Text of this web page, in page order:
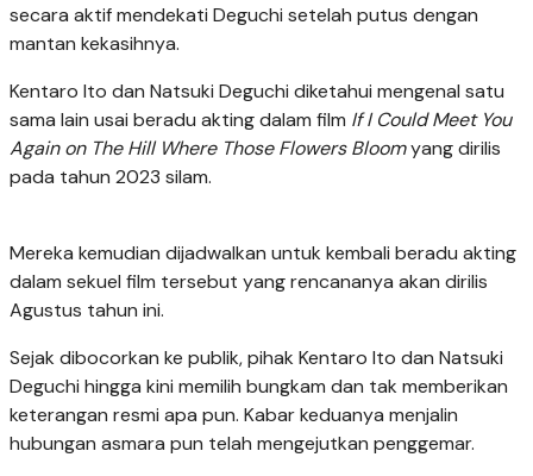
secara aktif mendekati Deguchi setelah putus dengan
mantan kekasihnya.
Kentaro Ito dan Natsuki Deguchi diketahui mengenal satu
sama lain usai beradu akting dalam film If I Could Meet You
Again on The Hill Where Those Flowers Bloomyang dirilis
pada tahun 2023 silam.
Mereka kemudian dijadwalkan untuk kembali beradu akting
dalam sekuel film tersebut yang rencananya akan dirilis
Agustus tahun ini.
Sejak dibocorkan ke publik, pihak Kentaro Ito dan Natsuki
Deguchi hingga kini memilih bungkam dan tak memberikan
keterangan resmi apa pun. Kabar keduanya menjalin
hubungan asmara pun telah mengejutkan penggemar.